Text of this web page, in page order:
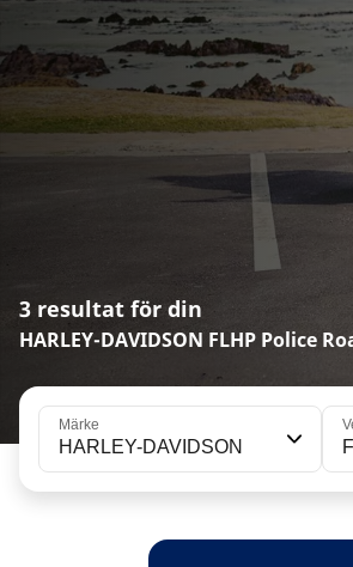
3 resultat för din
HARLEY-DAVIDSON FLHP Police
Märke
HARLEY-DAVIDSON